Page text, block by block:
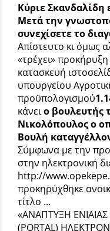
Κύριε Σκανδαλίδη
Μετά την
συνεχίσετε το
Απίστευτο κι όμως
«τρέχει»
κατασκευή
υπουργείου
προϋπολογισμού
κάνειο βουλευτής
Νικολόπουλος ο
Βουλή
Σύμφωνα με την
στην ηλεκτρονική
http://
προκηρύχθηκε
τίτλο ...
«ΑΝΑΠΤΥΞΗ
(PORTAL)